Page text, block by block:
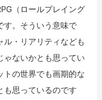
（ロールプレイング
す。そういう意味で
ル・リアリティなども
ゃないかとも思ってい
トの世界でも画期的な
も思っているのです